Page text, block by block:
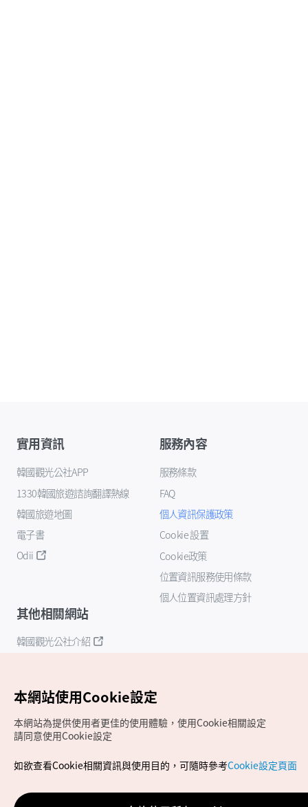
實用資訊
韓國觀光公社APP
1330韓國旅遊諮詢翻譯熱線
韓國旅遊地圖
電子書
Odii
服務內容
服務條款
FAQ
個人資訊保護政策
Cookie 設置
Cookie政策
位置資訊服務使用條款
個人位置資訊處理方針
其他相關網站
韓國觀光公社介紹
Copyrights (c) 韓國觀光公社版權所有
如有相關疑問或建議，歡迎來信至官方信箱
本網站使用Cookie設定
本網站為提供使用者更佳的使用體驗，使用Cookie相關設定
請同意使用Cookie設定
如欲查看Cookie相關資訊與使用目的，可隨時參考Cookie設定頁面